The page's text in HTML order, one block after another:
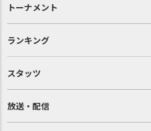
トーナメント
ランキング
スタッツ
放送・配信